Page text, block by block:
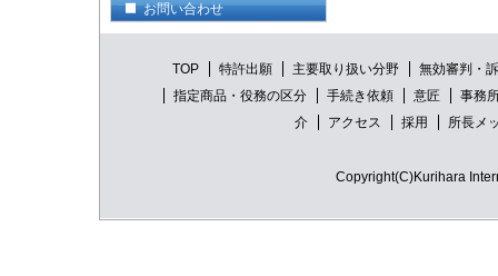
お問い合わせ
TOP 特許出願 主要取り扱い分野
無効審判・
指定商品・役務の区分
手続き依頼 意匠
事務
介
アクセス 採用 所長メ
Copyright(C)Kurihara